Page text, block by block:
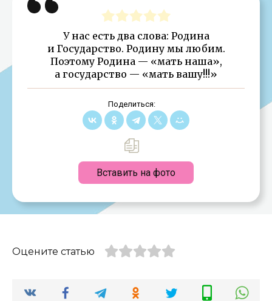
У нас есть два слова: Родина
и Государство. Родину мы любим.
Поэтому Родина — «мать наша»,
а государство — «мать вашу!!!»
Поделиться:
Вставить на фото
Оцените статью